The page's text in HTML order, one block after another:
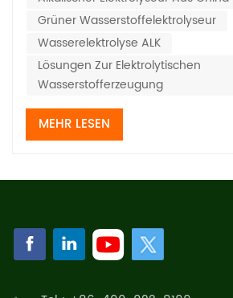
Grüner Wasserstoffelektrolyseur
Wasserelektrolyse ALK
Lösungen Zur Elektrolytischen
Wasserstofferzeugung
MEHR LESEN